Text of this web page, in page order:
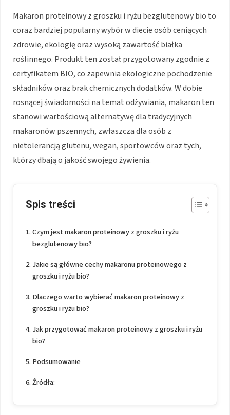
Makaron proteinowy z groszku i ryżu bezglutenowy bio to
coraz bardziej popularny wybór w diecie osób ceniących
zdrowie, ekologię oraz wysoką zawartość białka
roślinnego. Produkt ten został przygotowany zgodnie z
certyfikatem BIO, co zapewnia ekologiczne pochodzenie
składników oraz brak chemicznych dodatków. W dobie
rosnącej świadomości na temat odżywiania, makaron ten
stanowi wartościową alternatywę dla tradycyjnych
makaronów pszennych, zwłaszcza dla osób z
nietolerancją glutenu, wegan, sportowców oraz tych,
którzy dbają o jakość swojego żywienia.
Spis treści
Czym jest makaron proteinowy z groszku i ryżu
bezglutenowy bio?
Jakie są główne cechy makaronu proteinowego z
groszku i ryżu bio?
Dlaczego warto wybierać makaron proteinowy z
groszku i ryżu bio?
Jak przygotować makaron proteinowy z groszku i ryżu
bio?
Podsumowanie
Źródła: